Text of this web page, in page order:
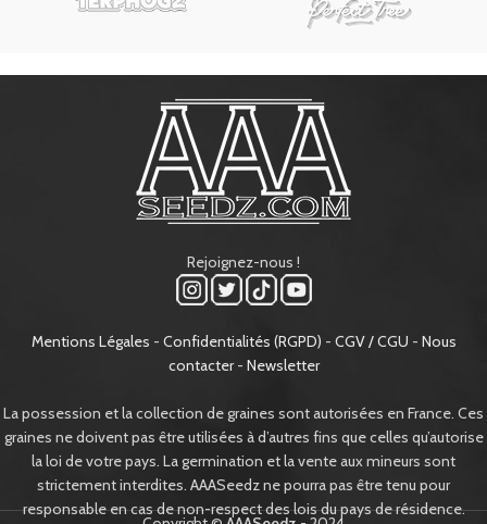
Rejoignez-nous !
Mentions Légales - Confidentialités (RGPD) - CGV / CGU - Nous
contacter- Newsletter
La possession et la collection de graines sont autorisées en France. Ces
graines ne doivent pas être utilisées à d’autres fins que celles qu’autorise
la loi de votre pays. La germination et la vente aux mineurs sont
strictement interdites. AAASeedz ne pourra pas être tenu pour
responsable en cas de non-respect des lois du pays de résidence.